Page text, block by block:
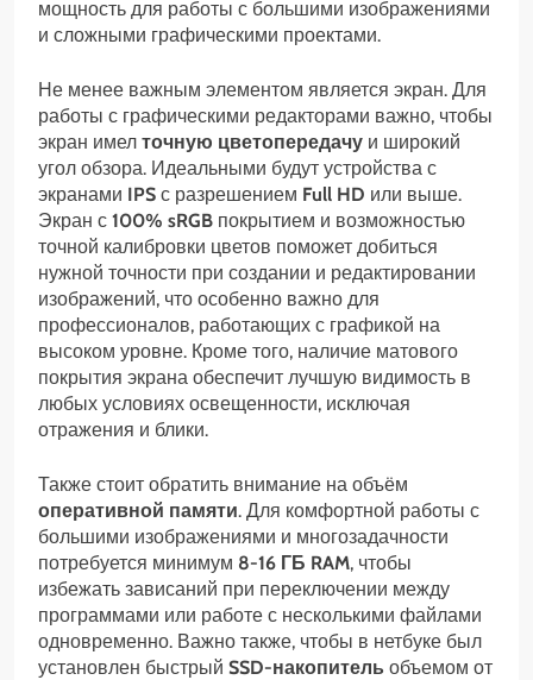
мощность для работы с большими изображениями
и сложными графическими проектами.
Не менее важным элементом является экран. Для
работы с графическими редакторами важно, чтобы
экран имел точную цветопередачу и широкий
угол обзора. Идеальными будут устройства с
экранами IPS с разрешением Full HD или выше.
Экран с 100% sRGB покрытием и возможностью
точной калибровки цветов поможет добиться
нужной точности при создании и редактировании
изображений, что особенно важно для
профессионалов, работающих с графикой на
высоком уровне. Кроме того, наличие матового
покрытия экрана обеспечит лучшую видимость в
любых условиях освещенности, исключая
отражения и блики.
Также стоит обратить внимание на объём
оперативной памяти. Для комфортной работы с
большими изображениями и многозадачности
потребуется минимум 8-16 ГБ RAM, чтобы
избежать зависаний при переключении между
программами или работе с несколькими файлами
одновременно. Важно также, чтобы в нетбуке был
установлен быстрый SSD-накопитель объемом от